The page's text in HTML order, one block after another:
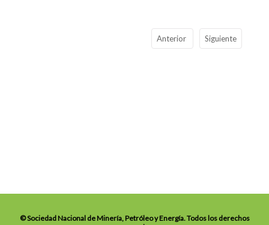
Anterior Siguiente
© Sociedad Nacional de Minería, Petróleo y Energía. Todos los derechos